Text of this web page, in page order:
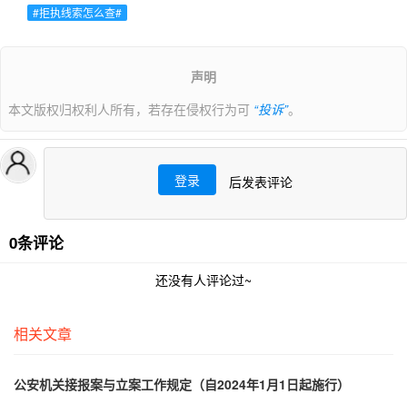
#拒执线索怎么查#
声明
本文版权归权利人所有，若存在侵权行为可 “投诉”。
登录 后发表评论
0条评论
还没有人评论过~
相关文章
公安机关接报案与立案工作规定（自2024年1月1日起施行）